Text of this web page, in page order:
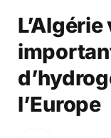
l’Europe